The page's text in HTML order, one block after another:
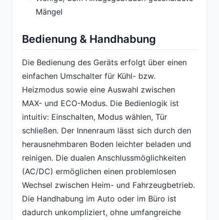
Mängel
Bedienung & Handhabung
Die Bedienung des Geräts erfolgt über einen
einfachen Umschalter für Kühl- bzw.
Heizmodus sowie eine Auswahl zwischen
MAX- und ECO-Modus. Die Bedienlogik ist
intuitiv: Einschalten, Modus wählen, Tür
schließen. Der Innenraum lässt sich durch den
herausnehmbaren Boden leichter beladen und
reinigen. Die dualen Anschlussmöglichkeiten
(AC/DC) ermöglichen einen problemlosen
Wechsel zwischen Heim- und Fahrzeugbetrieb.
Die Handhabung im Auto oder im Büro ist
dadurch unkompliziert, ohne umfangreiche